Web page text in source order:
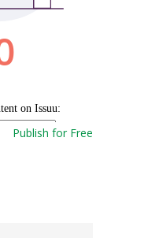
Publish for Free